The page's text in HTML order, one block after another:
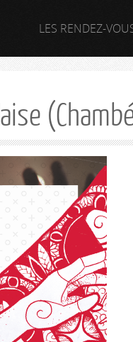
LES RENDEZ-